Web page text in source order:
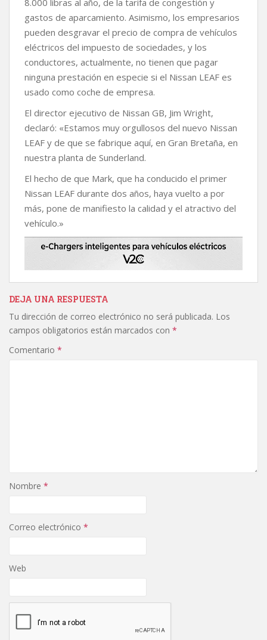
gastos de aparcamiento. Asimismo, los empresarios
pueden desgravar el precio de compra de vehículos
eléctricos del impuesto de sociedades, y los
conductores, actualmente, no tienen que pagar
ninguna prestación en especie si el Nissan LEAF es
usado como coche de empresa.
El director ejecutivo de Nissan GB, Jim Wright,
declaró: «Estamos muy orgullosos del nuevo Nissan
LEAF y de que se fabrique aquí, en Gran Bretaña, en
nuestra planta de Sunderland.
El hecho de que Mark, que ha conducido el primer
Nissan LEAF durante dos años, haya vuelto a por
más, pone de manifiesto la calidad y el atractivo del
vehículo.»
DEJA UNA RESPUESTA
Tu dirección de correo electrónico no será publicada. Los
campos obligatorios están marcados con *
Comentario *
Nombre *
Correo electrónico *
Web